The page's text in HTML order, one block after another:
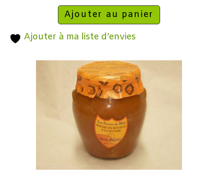
Ajouter au panier
Ajouter à ma liste d’envies